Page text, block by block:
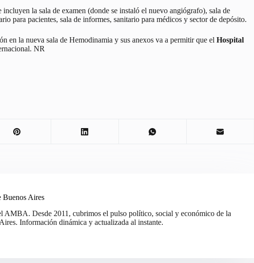
la sala de examen (donde se instaló el nuevo angiógrafo), sala de
para pacientes, sala de informes, sanitario para médicos y sector de depósito.
en la nueva sala de Hemodinamia y sus anexos va a permitir que el Hospital
NR
Buenos Aires
AMBA. Desde 2011, cubrimos el pulso político, social y económico de la
Información dinámica y actualizada al instante.